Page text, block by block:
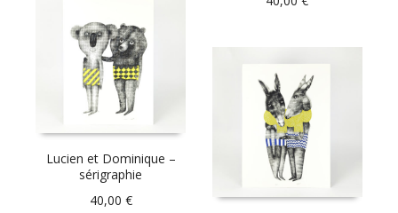
Lucien et Dominique –
sérigraphie
40,00 €